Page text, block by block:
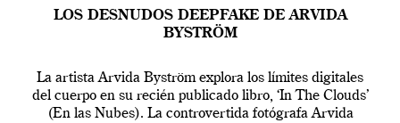
LOS DESNUDOS DEEPFAKE DE ARVIDA
BYSTRÖM
La artista Arvida Byström explora los límites digitales
del cuerpo en su recién publicado libro, ‘In The Clouds’
(En las Nubes). La controvertida fotógrafa Arvida